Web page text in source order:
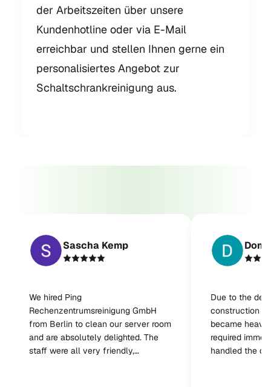
der Arbeitszeiten über unsere
Kundenhotline oder via E-Mail
erreichbar und stellen Ihnen gerne ein
personalisiertes Angebot zur
Schaltschrankreinigung aus.
Sascha Kemp
We hired Ping
Rechenzentrumsreinigung GmbH
from Berlin to clean our server room
and are absolutely delighted. The
staff were all very friendly,
Due to the
construction
became
required
handled the